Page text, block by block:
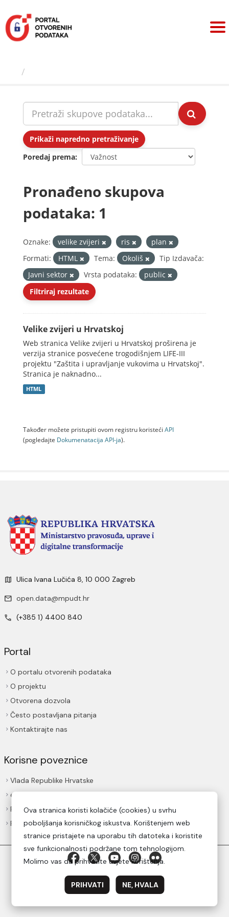
sadržaj
Prikaži napredno pretraživanje
Poredaj prema
Pronađeno skupova
podataka: 1
Oznake: velike zvijeri ris
plan
Formati:
HTML Tema: Okoliš
Tip Izdavača:
Javni sektor
Vrsta podataka:
public
Filtriraj rezultate
Velike zvijeri u Hrvatskoj
Web stranica Velike zvijeri u Hrvatskoj proširena je
verzija stranice posvećene trogodišnjem LIFE-III
projektu "Zaštita i upravljanje vukovima u Hrvatskoj".
Stranica je naknadno...
HTML
Također možete pristupiti ovom registru koristeći API
(pogledajte Dokumenаtаcijа API-jа).